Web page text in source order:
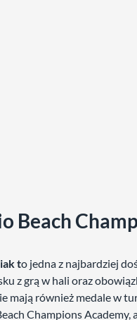
Beach
to jedna z najbardziej
z grą w hali oraz
mają również medale w
Champions Academy,